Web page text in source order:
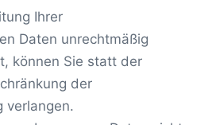
Ihrer
Daten unrechtmäßig
können Sie statt der
der
verlangen.